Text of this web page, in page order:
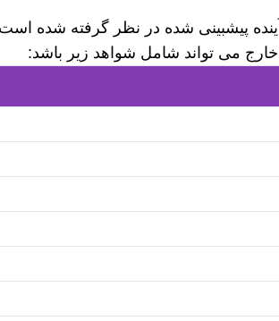
پیشبینی شده در نظر گرفته شده است.
می تواند شامل شواهد زیر باشد: